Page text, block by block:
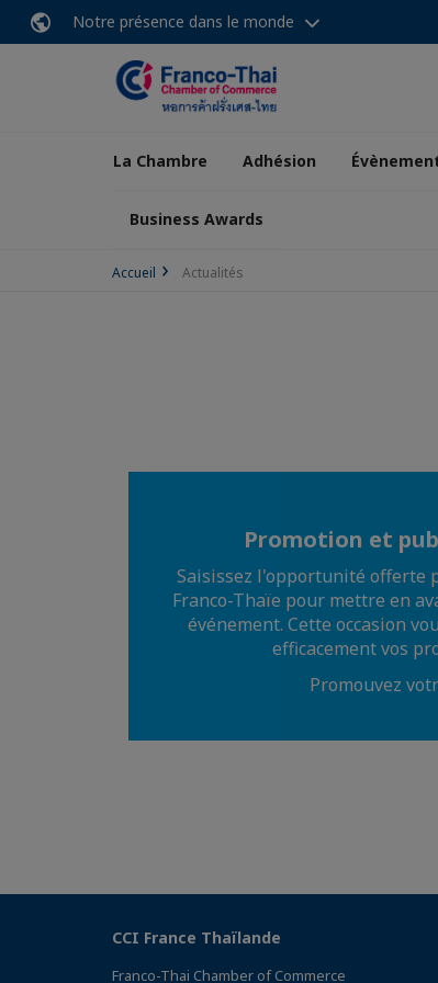
Notre présence dans le monde
La Chambre Adhésion
Business Awards
Accueil Actualités
Promotion et
Saisissez l'opportunité offerte
Franco-Thaïe pour mettre en
événement. Cette occasion
efficacement vos
Promouvez
CCI France Thaïlande
Franco-Thai Chamber of Commerce